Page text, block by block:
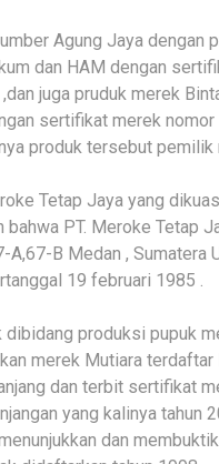
Agung Jaya
dan HAM dengan
juga pruduk merek
sertifikat merek
produk tersebut pemilik
Tetap Jaya yang
bahwa PT. Meroke Tetap
A,67-B Medan , Sumatera
19 februari 1985 .
dibidang produksi pupuk
merek Mutiara
dan terbit sertifikat
yang kalinya tahun
dan